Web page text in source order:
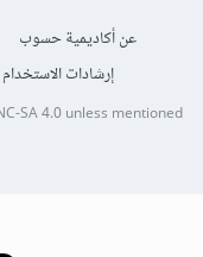
عن أكاديمية حسوب
إرشادات الاستخدام
SA 4.0unless mentioned